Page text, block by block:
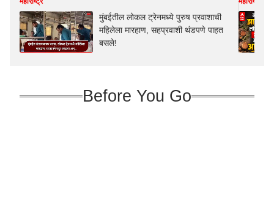
मुंबईतील लोकल ट्रेनमध्ये पुरुष प्रवाशाची
महिलेला मारहाण, सहप्रवाशी थंडपणे पाहत
बसले!
Before You Go